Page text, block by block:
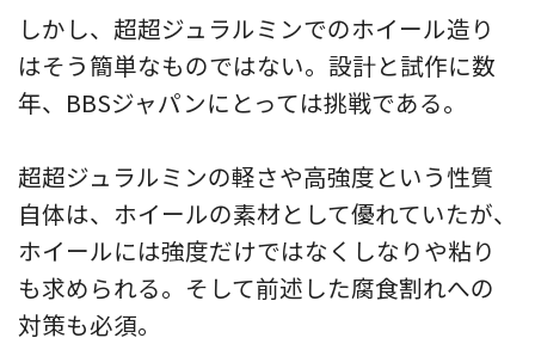
しかし、超超ジュラルミンでのホイール造り
はそう簡単なものではない。設計と試作に数
年、BBSジャパンにとっては挑戦である。
超超ジュラルミンの軽さや高強度という性質
自体は、ホイールの素材として優れていたが、
ホイールには強度だけではなくしなりや粘り
も求められる。そして前述した腐食割れへの
対策も必須。